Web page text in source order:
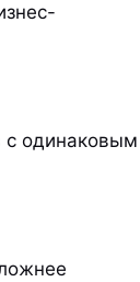
с одинаковым